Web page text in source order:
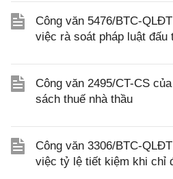
Công văn 5476/BTC-
việc rà soát pháp luật đấu
Công văn 2495/CT-CS
sách thuế nhà thầu
Công văn 3306/BTC-
việc tỷ lệ tiết kiệm khi chỉ